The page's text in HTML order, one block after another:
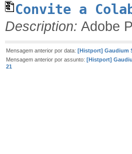
Convite a
Description: Adobe
Mensagem anterior por data: [Histport] Gaudium
Mensagem anterior por assunto: [Histport]
21